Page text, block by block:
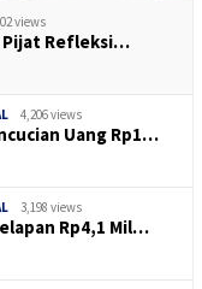
views
Pijat Refleksi…
4,206 views
Uang Rp1…
3,198 views
Rp4,1 Mil…